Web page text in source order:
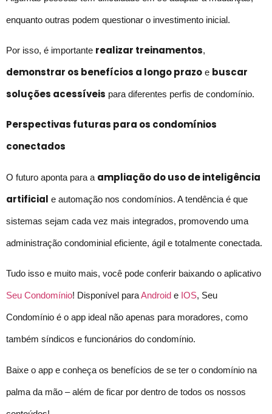
enquanto outras podem questionar o investimento inicial.
Por isso, é importante realizar treinamentos,
demonstrar os benefícios a longo prazo e buscar
soluções acessíveis para diferentes perfis de condomínio.
Perspectivas futuras para os condomínios
conectados
O futuro aponta para a ampliação do uso de inteligência
artificial e automação nos condomínios. A tendência é que
sistemas sejam cada vez mais integrados, promovendo uma
administração condominial eficiente, ágil e totalmente conectada.
Tudo isso e muito mais, você pode conferir baixando o aplicativo
Seu Condomínio! Disponível paraAndroid e IOS, Seu
Condomínio é o app ideal não apenas para moradores, como
também síndicos e funcionários do condomínio.
Baixe o app e conheça os benefícios de se ter o condomínio na
palma da mão – além de ficar por dentro de todos os nossos